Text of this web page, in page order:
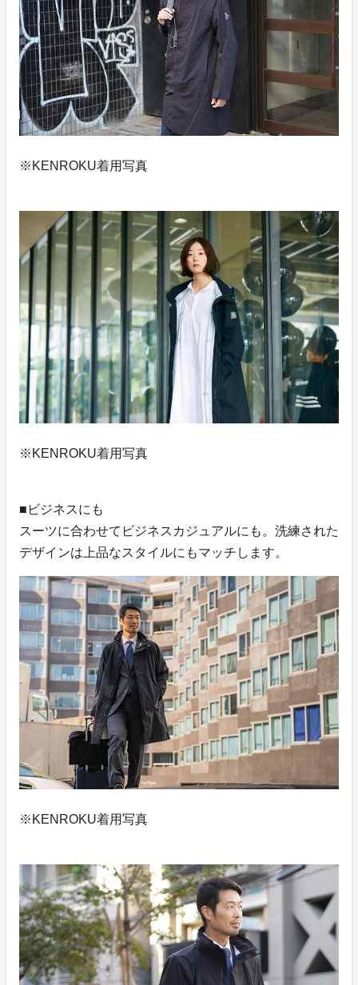
※KENROKU着用写真
※KENROKU着用写真
■ビジネスにも
スーツに合わせてビジネスカジュアルにも。洗練された
デザインは上品なスタイルにもマッチします。
※KENROKU着用写真